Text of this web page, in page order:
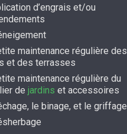
d’engrais et/ou
maintenance régulière des
et des terrasses
maintenance régulière du
de jardins et accessoires
le binage, et le griffage